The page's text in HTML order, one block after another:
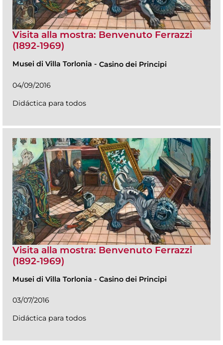
Visita alla mostra: Benvenuto Ferrazzi
(1892-1969)
Musei di Villa Torlonia - Casino dei Principi
04/09/2016
Didáctica para todos
Visita alla mostra: Benvenuto Ferrazzi
(1892-1969)
Musei di Villa Torlonia - Casino dei Principi
03/07/2016
Didáctica para todos